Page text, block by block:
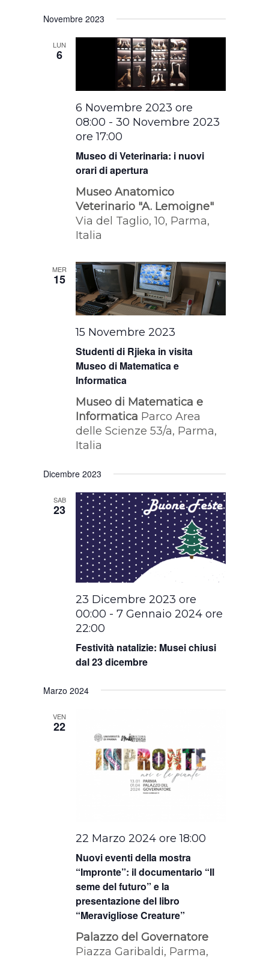
Novembre 2023
LUN
6
Museo di Veterinaria: i nuovi
orari di apertura
6 Novembre 2023 ore
08:00 -30 Novembre 2023
ore 17:00
Museo Anatomico
Veterinario "A. Lemoigne"
Via del Taglio, 10, Parma,
Italia
MER
15
Studenti di Rjieka in visita
Museo di Matematica e
Informatica
15 Novembre 2023
Museo di Matematica e
Informatica Parco Area
delle Scienze 53/a, Parma,
Italia
Dicembre 2023
SAB
23
Festività natalizie: Musei chiusi
dal 23 dicembre
23 Dicembre 2023 ore
00:00 -7 Gennaio 2024 ore
22:00
Marzo 2024
VEN
22
Nuovi eventi della mostra
“Impronte”: il documentario “Il
seme del futuro” e la
presentazione del libro
“Meravigliose Creature”
22 Marzo 2024 ore 18:00
Palazzo del Governatore
Piazza Garibaldi, Parma,